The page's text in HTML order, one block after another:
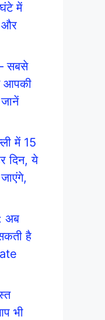
में
और
सबसे
आपकी
में 15
दिन, ये
अब
है
भी